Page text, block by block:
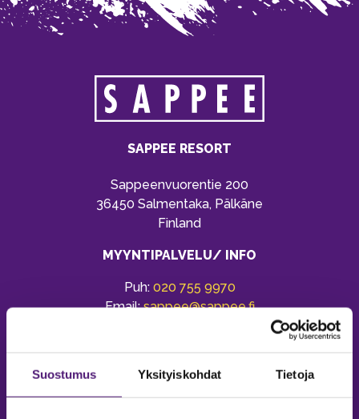
Suostumus Yksityiskohdat Tietoja
SAPPEE RESORT
Sappeenvuorentie 200
36450 Salmentaka, Pälkäne
Finland
MYYNTIPALVELU/ INFO
Puh: 020 755 9970
Email:sappee@sappee.fi